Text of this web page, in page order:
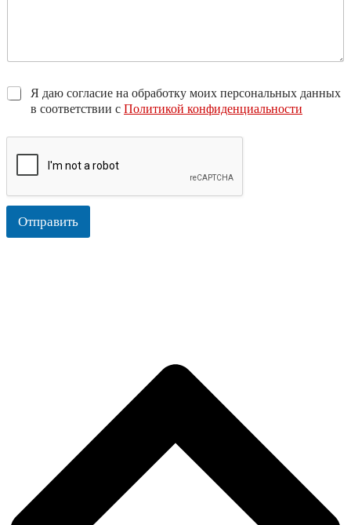
Я даю согласие на обработку моих персональных данных
в соответствии с Политикой конфиденциальности
Отправить